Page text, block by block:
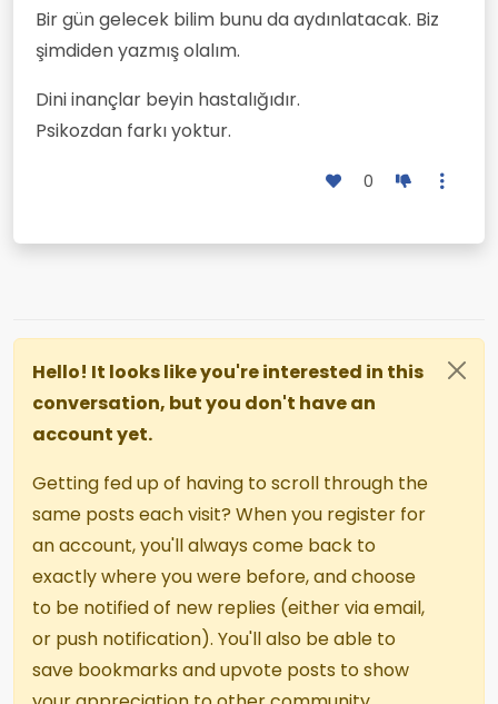
Bir gün gelecek bilim bunu da aydınlatacak. Biz
şimdiden yazmış olalım.
Dini inançlar beyin hastalığıdır.
Psikozdan farkı yoktur.
0
Hello! It looks like you're interested in this
conversation, but you don't have an
account yet.
Getting fed up of having to scroll through the
same posts each visit? When you register for
an account, you'll always come back to
exactly where you were before, and choose
to be notified of new replies (either via email,
or push notification). You'll also be able to
save bookmarks and upvote posts to show